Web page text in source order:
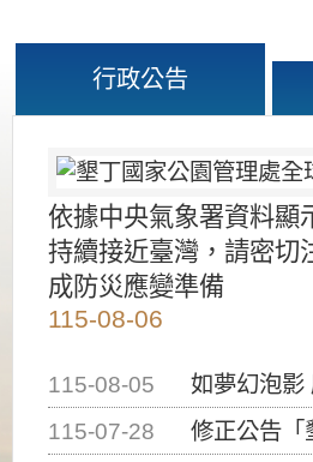
行政公告
依據中央氣象署資料顯
持續接近臺灣，請密切
成防災應變準備
115-08-06
115-08-05
如夢幻泡影
115-07-28
修正公告「墾丁國家公園限制水域遊